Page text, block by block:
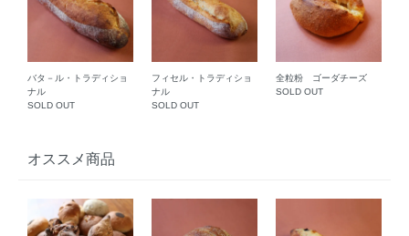
バタ－ル・トラディショ
ナル
SOLD OUT
フィセル・トラディショ
ナル
SOLD OUT
全粒粉 ゴーダチーズ
SOLD OUT
オススメ商品